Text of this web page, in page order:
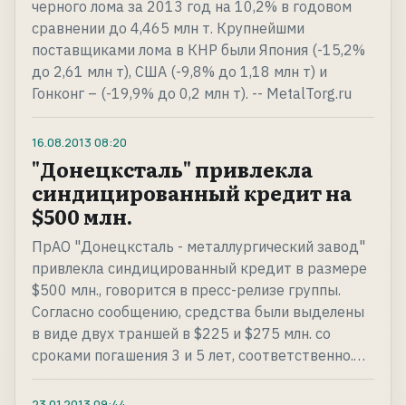
черного лома за 2013 год на 10,2% в годовом
сравнении до 4,465 млн т. Крупнейшми
поставщиками лома в КНР были Япония (-15,2%
до 2,61 млн т), США (-9,8% до 1,18 млн т) и
Гонконг – (-19,9% до 0,2 млн т). -- MetalTorg.ru
16.08.2013 08:20
"Донецксталь" привлекла
синдицированный кредит на
$500 млн.
ПрАО "Донецксталь - металлургический завод"
привлекла синдицированный кредит в размере
$500 млн., говорится в пресс-релизе группы.
Согласно сообщению, средства были выделены
в виде двух траншей в $225 и $275 млн. со
сроками погашения 3 и 5 лет, соответственно.…